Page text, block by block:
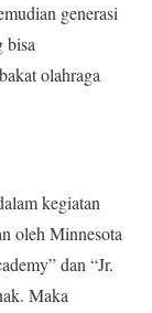
generasi
bisa
olahraga
kegiatan
oleh Minnesota
dan “Jr.
Maka